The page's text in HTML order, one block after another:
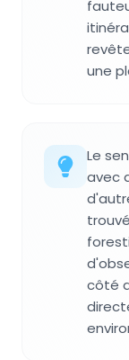
une
Le
avec
côté